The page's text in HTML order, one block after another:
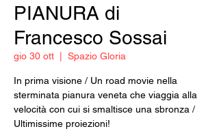
PIANURA di
Francesco Sossai
gio 30 ott Spazio Gloria
In prima visione / Un road movie nella
sterminata pianura veneta che viaggia alla
velocità con cui si smaltisce una sbronza /
Ultimissime proiezioni!